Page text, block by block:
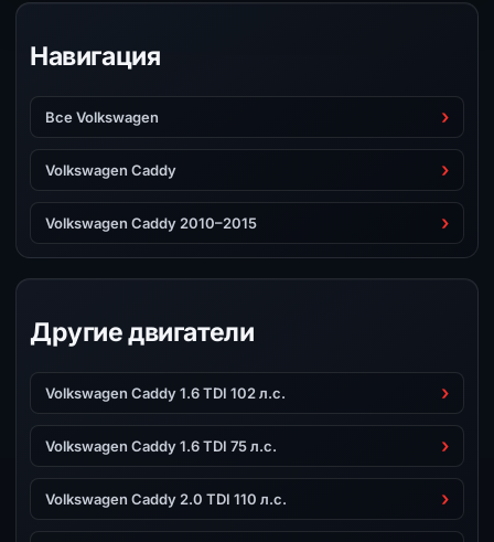
Навигация
Все Volkswagen
Volkswagen Caddy
Volkswagen Caddy 2010–2015
Другие двигатели
Volkswagen Caddy 1.6 TDI 102 л.с.
Volkswagen Caddy 1.6 TDI 75 л.с.
Volkswagen Caddy 2.0 TDI 110 л.с.